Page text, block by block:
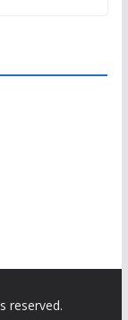
reserved.